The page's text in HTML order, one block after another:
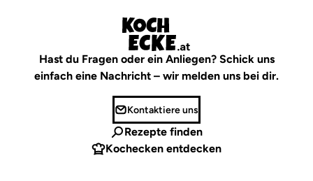
Hast du Fragen oder ein Anliegen? Schick uns
einfach eine Nachricht – wir melden uns bei dir.
Kontaktiere uns
Rezepte finden
Kochecken entdecken